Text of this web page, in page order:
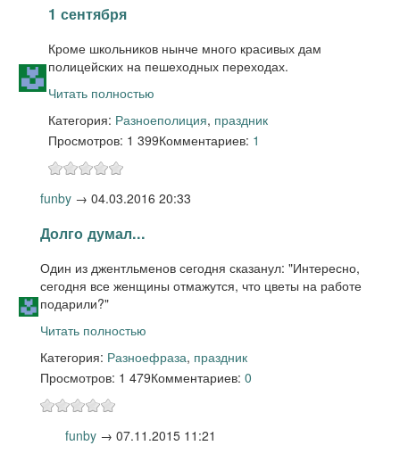
1 сентября
Кроме школьников нынче много красивых дам
полицейских на пешеходных переходах.
Читать полностью
Категория: Разноеполиция, праздник
Просмотров: 1 399Комментариев: 1
funby → 04.03.2016 20:33
Долго думал...
Один из джентльменов сегодня сказанул: "Интересно,
сегодня все женщины отмажутся, что цветы на работе
подарили?"
Читать полностью
Категория: Разноефраза, праздник
Просмотров: 1 479Комментариев: 0
funby → 07.11.2015 11:21